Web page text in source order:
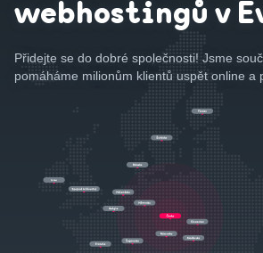
webhostingů v
Přidejte se do dobré společnosti! Jsme
pomáháme milionům klientů uspět online a